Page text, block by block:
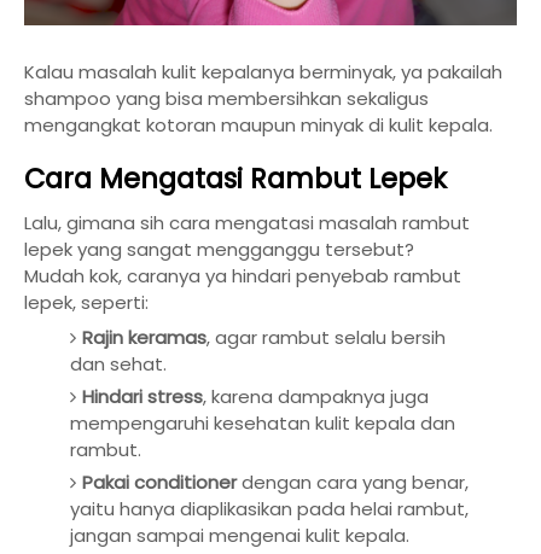
Kalau masalah kulit kepalanya berminyak, ya pakailah
shampoo yang bisa membersihkan sekaligus
mengangkat kotoran maupun minyak di kulit kepala.
Cara Mengatasi Rambut Lepek
Lalu, gimana sih cara mengatasi masalah rambut
lepek yang sangat mengganggu tersebut?
Mudah kok, caranya ya hindari penyebab rambut
lepek, seperti:
Rajin keramas, agar rambut selalu bersih
dan sehat.
Hindari stress, karena dampaknya juga
mempengaruhi kesehatan kulit kepala dan
rambut.
Pakai conditionerdengan cara yang benar,
yaitu hanya diaplikasikan pada helai rambut,
jangan sampai mengenai kulit kepala.